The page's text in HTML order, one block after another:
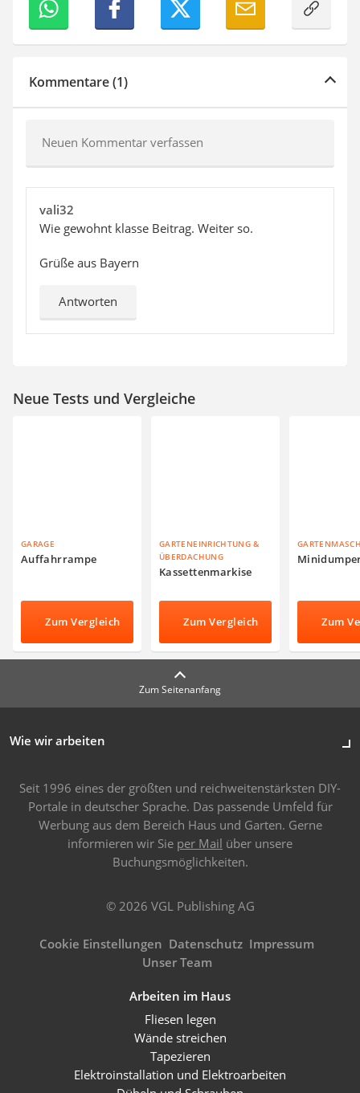
Kommentare (1)
Neuen Kommentar verfassen
vali32
Wie gewohnt klasse Beitrag. Weiter so.
Grüße aus Bayern
Antworten
Neue Tests und Vergleiche
GARAGE
Auffahrrampe
Zum Vergleich
GARTENEINRICHTUNG &
ÜBERDACHUNG
Kassettenmarkise
Zum Vergleich Zum
Zum Seitenanfang
Wie wir arbeiten
Seit 1996 eines der größten und reichweitenstärksten DIY-
Portale in deutscher Sprache. Das passende Umfeld für
Werbung aus dem Bereich Haus und Garten. Gerne
informieren wir Sie per Mail über unsere
Buchungsmöglichkeiten.
© 2026 VGL Publishing AG
Cookie Einstellungen Datenschutz Impressum
Unser Team
Arbeiten im Haus
Fliesen legen
Wände streichen
Tapezieren
Elektroinstallation und Elektroarbeiten